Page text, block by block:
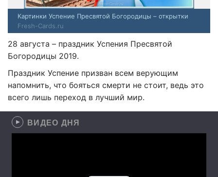
Картинки Успение Пресвятой Богородицы – открытки
Fresh-Cards.ru
28 августа – праздник Успения Пресвятой
Богородицы 2019.
Праздник Успение призван всем верующим
напомнить, что бояться смерти не стоит, ведь это
всего лишь переход в лучший мир.
ВИДЕО ДНЯ